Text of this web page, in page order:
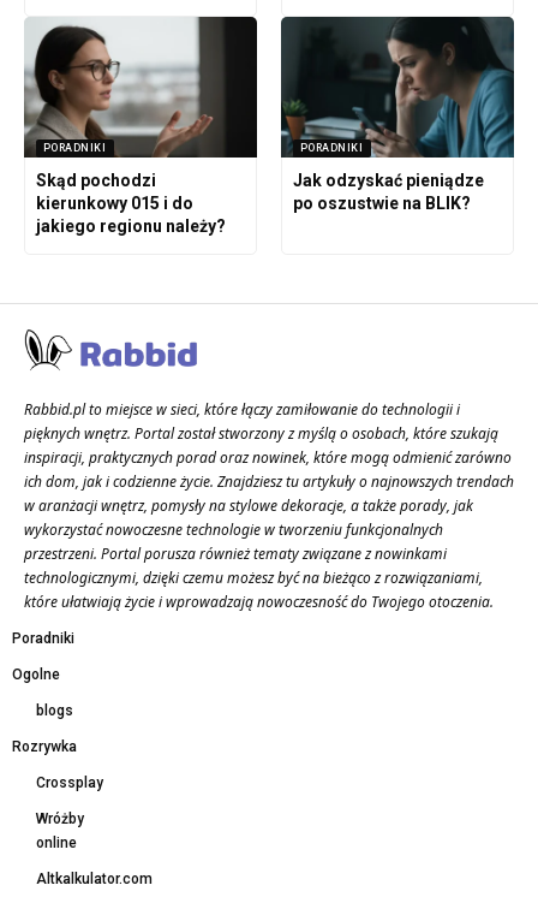
PORADNIKI
Skąd pochodzi
kierunkowy 015 i do
jakiego regionu należy?
PORADNIKI
Jak odzyskać pieniądze
po oszustwie na BLIK?
Rabbid.pl to miejsce w sieci, które łączy zamiłowanie do technologii i
pięknych wnętrz. Portal został stworzony z myślą o osobach, które szukają
inspiracji, praktycznych porad oraz nowinek, które mogą odmienić zarówno
ich dom, jak i codzienne życie. Znajdziesz tu artykuły o najnowszych trendach
w aranżacji wnętrz, pomysły na stylowe dekoracje, a także porady, jak
wykorzystać nowoczesne technologie w tworzeniu funkcjonalnych
przestrzeni. Portal porusza również tematy związane z nowinkami
technologicznymi, dzięki czemu możesz być na bieżąco z rozwiązaniami,
które ułatwiają życie i wprowadzają nowoczesność do Twojego otoczenia.
Poradniki
Ogolne
blogs
Rozrywka
Crossplay
Wróżby
online
Altkalkulator.com